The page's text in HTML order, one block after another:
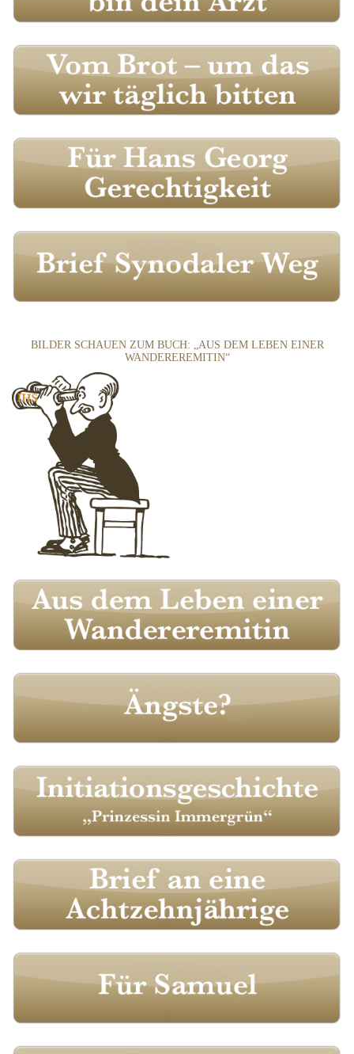
BILDER SCHAUEN ZUM BUCH: „AUS DEM LEBEN EINER
WANDEREREMITIN“